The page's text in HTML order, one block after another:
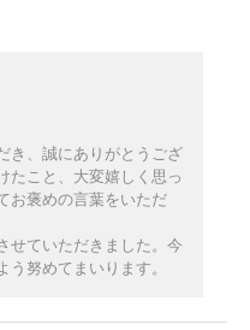
き、誠にありがとうござ
たこと、大変嬉しく思っ
お褒めの言葉をいただ
せていただきました。今
努めてまいります。